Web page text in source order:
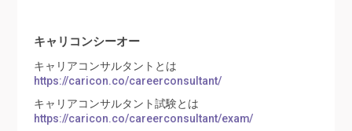
キャリコンシーオー
キャリアコンサルタントとは
https://caricon.co/careerconsultant/
キャリアコンサルタント試験とは
https://caricon.co/careerconsultant/exam/